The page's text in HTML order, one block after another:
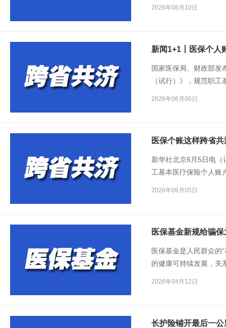
2026年06月10日
新闻1+1丨医保个人
国家医保局、财政部发
（试行）》，规范职
2026年06月06日
医保个账这样跨省
新华社北京6月5日电
工基本医疗保险个人账
2026年06月05日
医保基金新规给骗
医保基金是人民群众的
的健康可持续发展，关
2026年04月12日
长护险铺开最后一公